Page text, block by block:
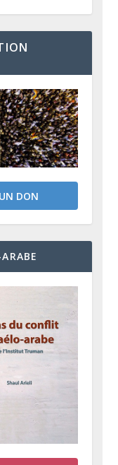
DON